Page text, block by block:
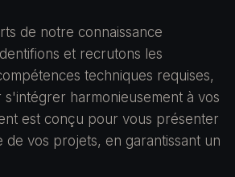
de notre connaissance
et recrutons les
techniques requises,
s'intégrer harmonieusement à vos
est conçu pour vous présenter
vos projets, en garantissant un